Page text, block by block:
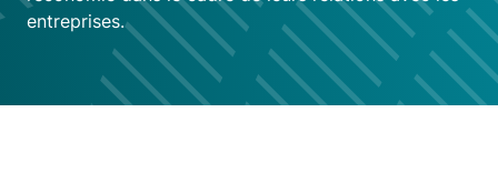
entreprises.